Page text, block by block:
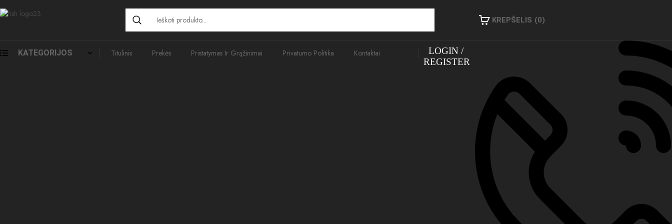
KREPŠELIS (0)
KATEGORIJOS Titulinis Prekės Pristatymas Ir Grąžinimai Privatumo Politika Kontaktai
LOGIN
REGISTER